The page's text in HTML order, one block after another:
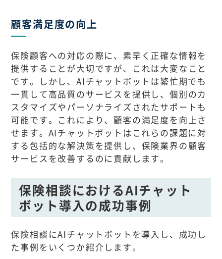
顧客満足度の向上
保険顧客への対応の際に、素早く正確な情報を
提供することが大切ですが、これは大変なこと
です。しかし、AIチャットボットは繁忙期でも
一貫して高品質のサービスを提供し、個別のカ
スタマイズやパーソナライズされたサポートも
可能です。これにより、顧客の満足度を向上さ
せます。AIチャットボットはこれらの課題に対
する包括的な解決策を提供し、保険業界の顧客
サービスを改善するのに貢献します。
保険相談におけるAIチャット
ボット導入の成功事例
保険相談にAIチャットボットを導入し、成功し
た事例をいくつか紹介します。